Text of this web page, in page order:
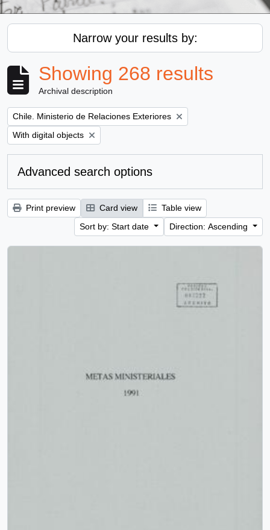
Narrow your results by:
Showing 268 results
Archival description
Remove filter:
Chile. Ministerio de Relaciones Exteriores
Remove filter:
With digital objects
Advanced search options
Print preview Card view
Table view
Sort by: Start date
Direction: Ascending